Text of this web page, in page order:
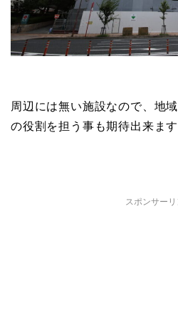
周辺には無い施設なので、地
の役割を担う事も期待出来ま
スポンサーリ